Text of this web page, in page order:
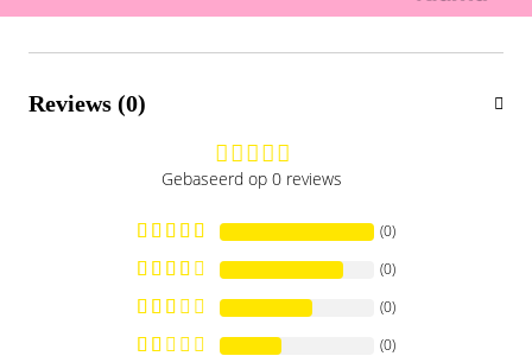
Reviews (0)
Gebaseerd op 0 reviews
(0)
(0)
(0)
(0)